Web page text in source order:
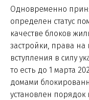
Одновременно
определен статус
качестве блоков
застройки, права
вступления в силу
то есть до 1 марта
домами
установлен